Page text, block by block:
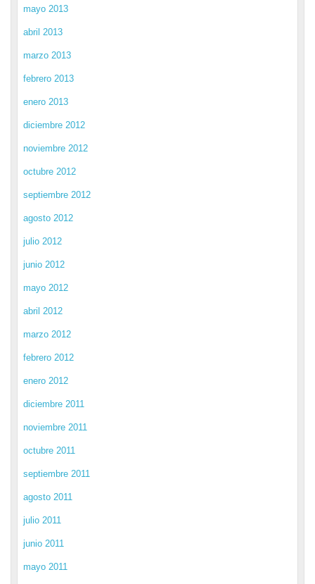
mayo 2013
abril 2013
marzo 2013
febrero 2013
enero 2013
diciembre 2012
noviembre 2012
octubre 2012
septiembre 2012
agosto 2012
julio 2012
junio 2012
mayo 2012
abril 2012
marzo 2012
febrero 2012
enero 2012
diciembre 2011
noviembre 2011
octubre 2011
septiembre 2011
agosto 2011
julio 2011
junio 2011
mayo 2011